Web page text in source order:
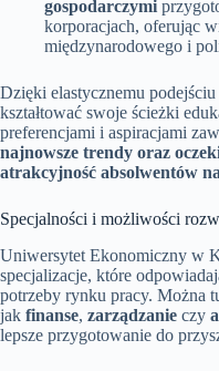
gospodarczymi
korporacjach, oferując
międzynarodowego i
Dzięki elastycznemu
kształtować swoje ścieżki
preferencjami i aspiracjami
najnowsze trendy oraz
atrakcyjność absolwentów
Specjalności i możliwości
Uniwersytet Ekonomiczny w
specjalizacje, które
potrzeby rynku pracy. Można
jak finanse, zarządzanie czy
lepsze przygotowanie do